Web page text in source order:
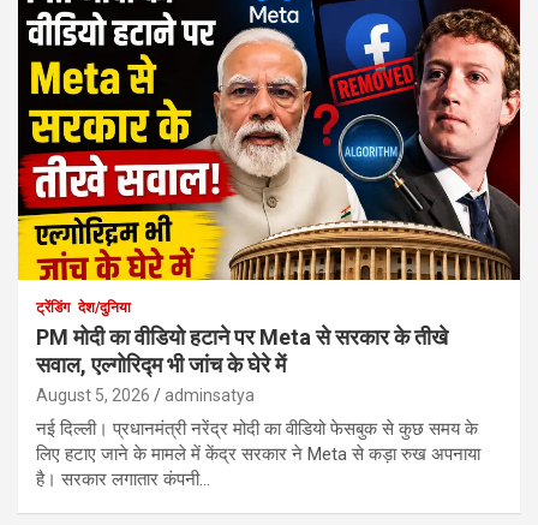
ट्रेंडिंग देश/दुनिया
PM मोदी का वीडियो हटाने पर Meta से सरकार के तीखे
सवाल, एल्गोरिद्म भी जांच के घेरे में
August 5, 2026 adminsatya
नई दिल्ली। प्रधानमंत्री नरेंद्र मोदी का वीडियो फेसबुक से कुछ समय के
लिए हटाए जाने के मामले में केंद्र सरकार ने Meta से कड़ा रुख अपनाया
है। सरकार लगातार कंपनी…